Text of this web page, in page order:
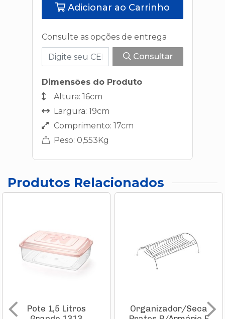
Adicionar ao Carrinho
Consulte as opções de entrega
Consultar
Dimensões do Produto
Altura: 16cm
Largura: 19cm
Comprimento: 17cm
Peso: 0,553Kg
Produtos Relacionados
Pote 1,5 Litros
Organizador/Seca